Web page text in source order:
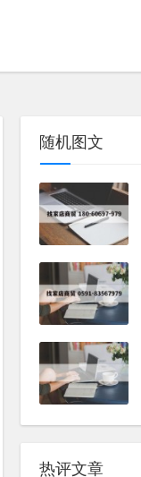
随机图文
热评文章